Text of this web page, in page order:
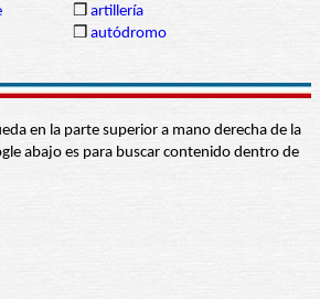
❒ artillería
❒ autódromo
en la parte superior a mano derecha de la
abajo es para buscar contenido dentro de